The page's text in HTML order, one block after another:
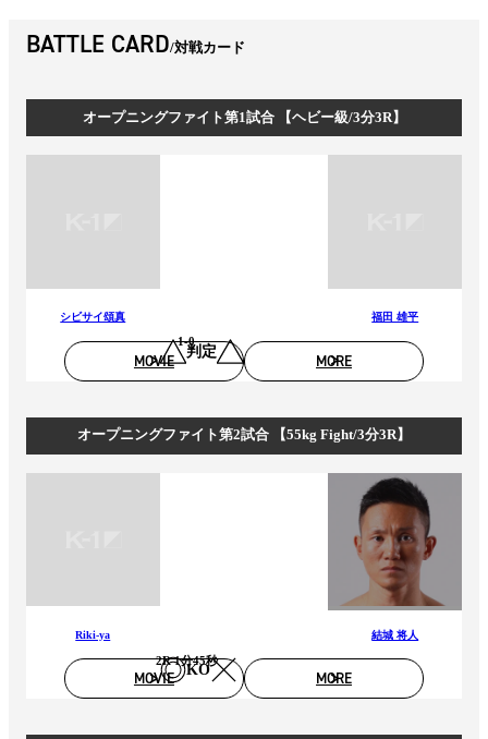
BATTLE CARD 対戦カード
オープニングファイト第1試合 【ヘビー級/3分3R】
シビサイ頌真
判定
1-0
福田 雄平
MOVIE MORE
オープニングファイト第2試合 【55kg Fight/3分3R】
Riki-ya
KO
2R 1分45秒
結城 将人
MOVIE MORE